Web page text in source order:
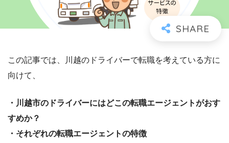
この記事では、川越のドライバーで転職を考えている方に
向けて、
・川越市のドライバーにはどこの転職エージェントがおす
すめか？
・それぞれの転職エージェントの特徴